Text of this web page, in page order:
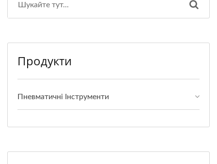
Продукти
Пневматичні Інструменти